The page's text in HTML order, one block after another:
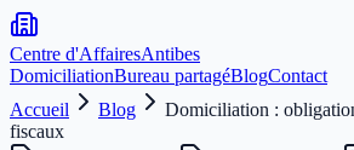
Centre d'AffairesAntibes
DomiciliationBureau partagéBlogContact
Accueil
Blog
Domiciliation :
fiscaux